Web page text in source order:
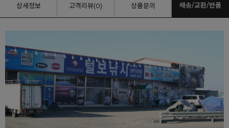
상세정보 고객리뷰(0) 상품문의 배송/교환/반품